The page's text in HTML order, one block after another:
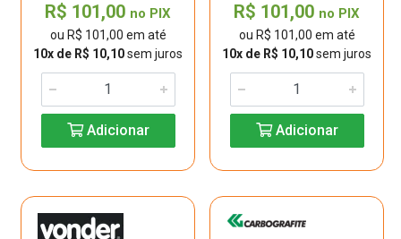
R$ 101,00 no PIX
ou R$ 101,00 em até
10x de R$ 10,10sem juros
Adicionar
R$ 101,00 no PIX
ou R$ 101,00 em até
10x de R$ 10,10sem juros
Adicionar